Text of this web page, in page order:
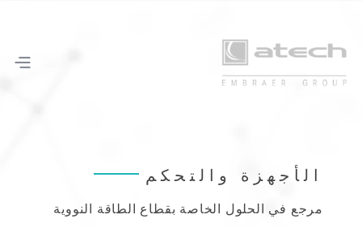
الأجهزة والتحكم
مرجع في الحلول الخاصة بقطاع الطاقة النووية